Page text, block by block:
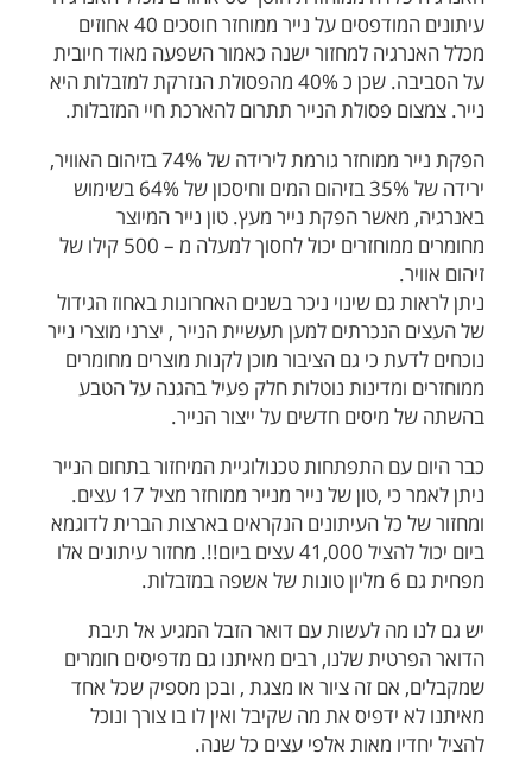
עיתונים המודפסים על נייר ממוחזר חוסכים 40 אחוזים
מכלל האנרגיה למחזור ישנה כאמור השפעה מאוד חיובית
על הסביבה. שכן כ 40% מהפסולת הנזרקת למזבלות היא
נייר. צמצום פסולת הנייר תתרום להארכת חיי המזבלות.
הפקת נייר ממוחזר גורמת לירידה של 74% בזיהום האוויר,
ירידה של 35% בזיהום המים וחיסכון של 64% בשימוש
באנרגיה, מאשר הפקת נייר מעץ. טון נייר המיוצר
מחומרים ממוחזרים יכול לחסוך למעלה מ – 500 קילו של
זיהום אוויר.
ניתן לראות גם שינוי ניכר בשנים האחרונות באחוז הגידול
של העצים הנכרתים למען תעשיית הנייר , יצרני מוצרי נייר
נוכחים לדעת כי גם הציבור מוכן לקנות מוצרים מחומרים
ממוחזרים ומדינות נוטלות חלק פעיל בהגנה על הטבע
בהשתה של מיסים חדשים על ייצור הנייר.
כבר היום עם התפתחות טכנולוגיית המיחזור בתחום הנייר
ניתן לאמר כי ,טון של נייר מנייר ממוחזר מציל 17 עצים.
ומחזור של כל העיתונים הנקראים בארצות הברית לדוגמא
ביום יכול להציל 41,000 עצים ביום!!. מחזור עיתונים אלו
מפחית גם 6 מליון טונות של אשפה במזבלות.
יש גם לנו מה לעשות עם דואר הזבל המגיע אל תיבת
הדואר הפרטית שלנו, רבים מאיתנו גם מדפיסים חומרים
שמקבלים, אם זה ציור או מצגת , ובכן מספיק שכל אחד
מאיתנו לא ידפיס את מה שקיבל ואין לו בו צורך ונוכל
להציל יחדיו מאות אלפי עצים כל שנה.